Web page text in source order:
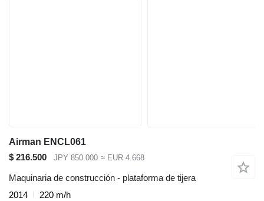
Airman ENCL061
$ 216.500
JPY 850.000 ≈ EUR 4.668
Maquinaria de construcción - plataforma de tijera
2014
220 m/h